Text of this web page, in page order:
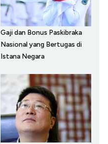
Gaji dan Bonus Paskibraka
Nasional yang Bertugas di
Istana Negara